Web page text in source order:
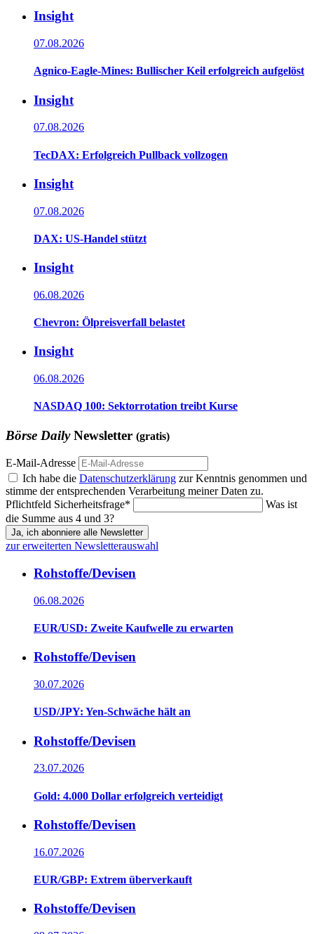
Insight
07.08.2026
Agnico-Eagle-Mines: Bullischer Keil erfolgreich aufgelöst
Insight
07.08.2026
TecDAX: Erfolgreich Pullback vollzogen
Insight
07.08.2026
DAX: US-Handel stützt
Insight
06.08.2026
Chevron: Ölpreisverfall belastet
Insight
06.08.2026
NASDAQ 100: Sektorrotation treibt Kurse
Börse DailyNewsletter (gratis)
E-Mail-Adresse
Ich habe die Datenschutzerklärung zur Kenntnis genommen und
stimme der entsprechenden Verarbeitung meiner Daten zu.
Pflichtfeld Sicherheitsfrage*
Was ist
die Summe aus 4 und 3?
Ja, ich abonniere alle Newsletter
zur erweiterten Newsletterauswahl
Rohstoffe/Devisen
06.08.2026
EUR/USD: Zweite Kaufwelle zu erwarten
Rohstoffe/Devisen
30.07.2026
USD/JPY: Yen-Schwäche hält an
Rohstoffe/Devisen
23.07.2026
Gold: 4.000 Dollar erfolgreich verteidigt
Rohstoffe/Devisen
16.07.2026
EUR/GBP: Extrem überverkauft
Rohstoffe/Devisen